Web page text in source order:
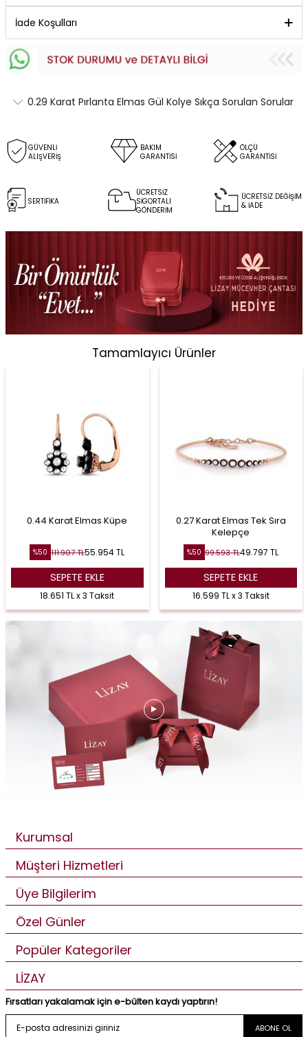
İade Koşulları
0.29 Karat Pırlanta Elmas Gül Kolye Sıkça Sorulan Sorular
GÜVENLİ
ALIŞVERİŞ
BAKIM
GARANTİSİ
ÖLÇÜ
GARANTİSİ
SERTİFİKA
ÜCRETSİZ
SİGORTALI
GÖNDERİM
ÜCRETSİZ DEĞİŞİM
& İADE
Tamamlayıcı Ürünler
0.44 Karat Elmas Küpe
%50 111.907TL55.954TL
SEPETE EKLE
18.651 TL x 3 Taksit
0.27 Karat Elmas Tek Sıra
Kelepçe
%50 99.593TL49.797 TL
SEPETE EKLE
16.599 TL x 3 Taksit
Kurumsal
Müşteri Hizmetleri
Üye Bilgilerim
Özel Günler
Popüler Kategoriler
LİZAY
Fırsatları yakalamak için e-bülten kaydı yaptırın!
ABONE OL